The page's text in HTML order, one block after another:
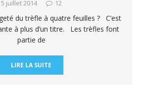
5 juillet 2014 12
du trèfle à quatre feuilles ? C’est
à plus d’un titre. Les trèfles font
partie de
LIRE LA SUITE